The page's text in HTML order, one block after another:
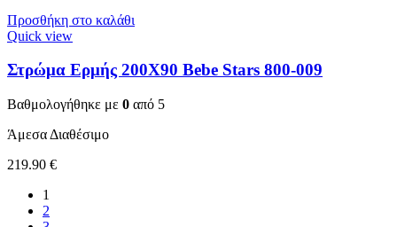
Προσθήκη στο καλάθι
Quick view
Στρώμα Ερμής 200Χ90 Bebe Stars 800-009
Βαθμολογήθηκε με 0 από 5
Άμεσα Διαθέσιμο
219.90 €
1
2